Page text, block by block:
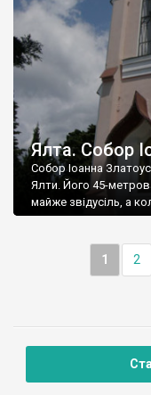
Ялта. Собор
Собор Іоанна
Ялти. Його 45-метрова
майже звідусіль, а
1 2